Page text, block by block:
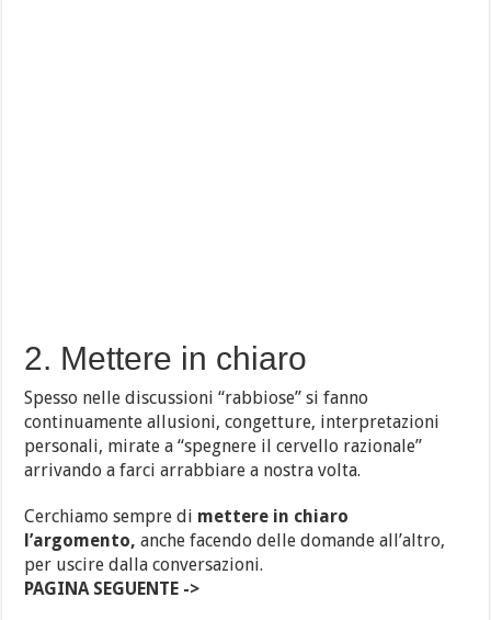
2. Mettere in chiaro
Spesso nelle discussioni “rabbiose” si fanno
continuamente allusioni, congetture, interpretazioni
personali, mirate a “spegnere il cervello razionale”
arrivando a farci arrabbiare a nostra volta.
Cerchiamo sempre di mettere in chiaro
l’argomento,anche facendo delle domande all’altro,
per uscire dalla conversazioni.
PAGINA SEGUENTE ->